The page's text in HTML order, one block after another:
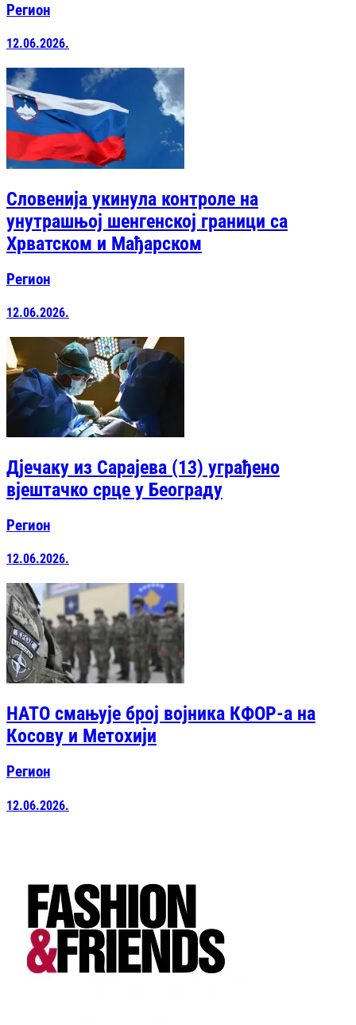
Регион
12.06.2026.
Словенија укинула контроле на
унутрашњој шенгенској граници са
Хрватском и Мађарском
Регион
12.06.2026.
Дјечаку из Сарајева (13) уграђено
вјештачко срце у Београду
Регион
12.06.2026.
НАТО смањује број војника КФОР-а на
Косову и Метохији
Регион
12.06.2026.